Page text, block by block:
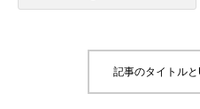
記事のタイトル